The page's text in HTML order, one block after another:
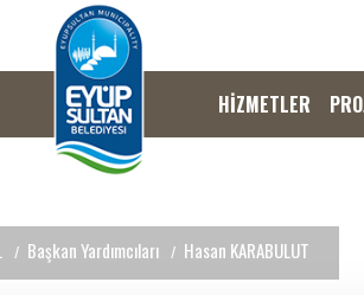
HİZMETLER
Başkan Yardımcıları Hasan KARABULUT